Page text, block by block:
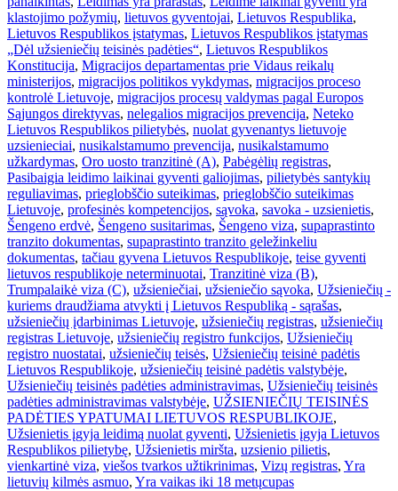
klastojimo požymių, lietuvos gyventojai, Lietuvos Respublika,
Lietuvos Respublikos įstatymas, Lietuvos Respublikos įstatymas
„Dėl užsieniečių teisinės padėties“, Lietuvos Respublikos
Konstitucija, Migracijos departamentas prie Vidaus reikalų
ministerijos, migracijos politikos vykdymas, migracijos proceso
kontrolė Lietuvoje, migracijos procesų valdymas pagal Europos
Sąjungos direktyvas, nelegalios migracijos prevencija, Neteko
Lietuvos Respublikos pilietybės, nuolat gyvenantys lietuvoje
uzsienieciai, nusikalstamumo prevencija, nusikalstamumo
užkardymas, Oro uosto tranzitinė (A), Pabėgėlių registras,
Pasibaigia leidimo laikinai gyventi galiojimas, pilietybės santykių
reguliavimas, prieglobščio suteikimas, prieglobščio suteikimas
Lietuvoje, profesinės kompetencijos, sąvoka, savoka - uzsienietis,
Šengeno erdvė, Šengeno susitarimas, Šengeno viza, supaprastinto
tranzito dokumentas, supaprastinto tranzito geležinkeliu
dokumentas, tačiau gyvena Lietuvos Respublikoje, teise gyventi
lietuvos respublikoje neterminuotai, Tranzitinė viza (B),
Trumpalaikė viza (C), užsieniečiai, užsieniečio sąvoka, Užsieniečių -
kuriems draudžiama atvykti į Lietuvos Respubliką - sąrašas,
užsieniečių įdarbinimas Lietuvoje, užsieniečių registras, užsieniečių
registras Lietuvoje, užsieniečių registro funkcijos, Užsieniečių
registro nuostatai, užsieniečių teisės, Užsieniečių teisinė padėtis
Lietuvos Respublikoje, užsieniečių teisinė padėtis valstybėje,
Užsieniečių teisinės padėties administravimas, Užsieniečių teisinės
padėties administravimas valstybėje, UŽSIENIEČIŲ TEISINĖS
PADĖTIES YPATUMAI LIETUVOS RESPUBLIKOJE,
Užsienietis įgyja leidimą nuolat gyventi, Užsienietis įgyja Lietuvos
Respublikos pilietybę, Užsienietis miršta, uzsienio pilietis,
vienkartinė viza, viešos tvarkos užtikrinimas, Vizų registras, Yra
lietuvių kilmės asmuo, Yra vaikas iki 18 metųcupas